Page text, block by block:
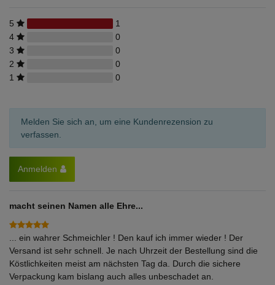
5
1
4
0
3
0
2
0
1
0
Melden Sie sich an, um eine Kundenrezension zu
verfassen.
Anmelden
macht seinen Namen alle Ehre...
... ein wahrer Schmeichler ! Den kauf ich immer wieder ! Der
Versand ist sehr schnell. Je nach Uhrzeit der Bestellung sind die
Köstlichkeiten meist am nächsten Tag da. Durch die sichere
Verpackung kam bislang auch alles unbeschadet an.